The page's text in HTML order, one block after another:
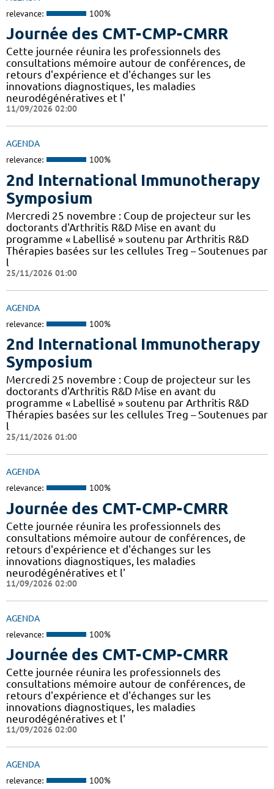
relevance: 100%
Journée des CMT-CMP-CMRR
Cette journée réunira les professionnels des
consultations mémoire autour de conférences, de
retours d'expérience et d'échanges sur les
innovations diagnostiques, les maladies
neurodégénératives et l'
11/09/2026 02:00
AGENDA
relevance: 100%
2nd International Immunotherapy
Symposium
Mercredi 25 novembre : Coup de projecteur sur les
doctorants d'Arthritis R&D Mise en avant du
programme « Labellisé » soutenu par Arthritis R&D
Thérapies basées sur les cellules Treg – Soutenues par
l
25/11/2026 01:00
AGENDA
relevance: 100%
2nd International Immunotherapy
Symposium
Mercredi 25 novembre : Coup de projecteur sur les
doctorants d'Arthritis R&D Mise en avant du
programme « Labellisé » soutenu par Arthritis R&D
Thérapies basées sur les cellules Treg – Soutenues par
l
25/11/2026 01:00
AGENDA
relevance: 100%
Journée des CMT-CMP-CMRR
Cette journée réunira les professionnels des
consultations mémoire autour de conférences, de
retours d'expérience et d'échanges sur les
innovations diagnostiques, les maladies
neurodégénératives et l'
11/09/2026 02:00
AGENDA
relevance: 100%
Journée des CMT-CMP-CMRR
Cette journée réunira les professionnels des
consultations mémoire autour de conférences, de
retours d'expérience et d'échanges sur les
innovations diagnostiques, les maladies
neurodégénératives et l'
11/09/2026 02:00
AGENDA
relevance: 100%